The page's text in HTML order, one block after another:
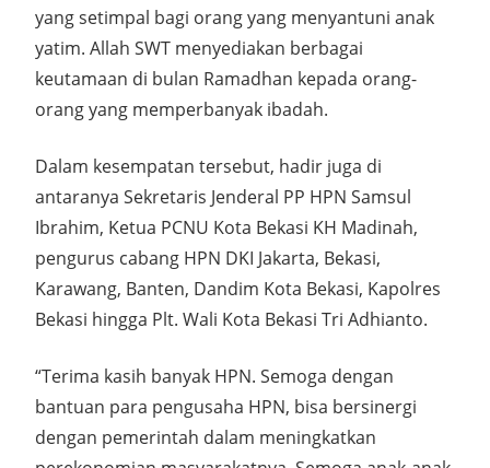
yang setimpal bagi orang yang menyantuni anak
yatim. Allah SWT menyediakan berbagai
keutamaan di bulan Ramadhan kepada orang-
orang yang memperbanyak ibadah.
Dalam kesempatan tersebut, hadir juga di
antaranya Sekretaris Jenderal PP HPN Samsul
Ibrahim, Ketua PCNU Kota Bekasi KH Madinah,
pengurus cabang HPN DKI Jakarta, Bekasi,
Karawang, Banten, Dandim Kota Bekasi, Kapolres
Bekasi hingga Plt. Wali Kota Bekasi Tri Adhianto.
“Terima kasih banyak HPN. Semoga dengan
bantuan para pengusaha HPN, bisa bersinergi
dengan pemerintah dalam meningkatkan